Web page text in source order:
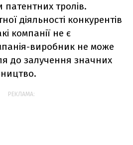
патентних тролів.
діяльності конкурентів
компанії не є
виробник не може
до залучення значних
РЕКЛАМА: